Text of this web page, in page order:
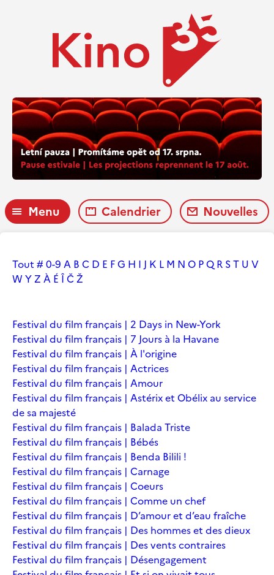
Menu Calendrier Nouvelles
Tout # 0-9 A B C D E FG H I J K L M N O PQ R ST U V
W YZ À É ÎČŽ
Festival du film français | 2 Days in New-York
Festival du film français | 7 Jours à la Havane
Festival du film français | À l'origine
Festival du film français | Actrices
Festival du film français | Amour
Festival du film français | Astérix et Obélix au service
de sa majesté
Festival du film français | Balada Triste
Festival du film français | Bébés
Festival du film français | Benda Bilili !
Festival du film français | Carnage
Festival du film français | Coeurs
Festival du film français | Comme un chef
Festival du film français | D’amour et d’eau fraîche
Festival du film français | Des hommes et des dieux
Festival du film français | Des vents contraires
Festival du film français | Désengagement